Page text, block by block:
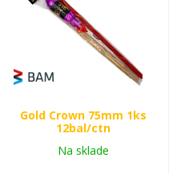
Gold Crown 75mm 1ks
12bal/ctn
Na sklade